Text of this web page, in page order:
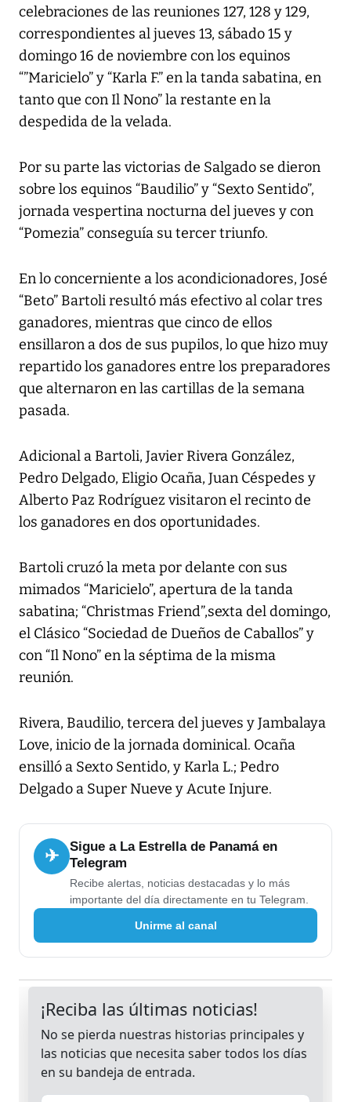
celebraciones de las reuniones 127, 128 y 129,
correspondientes al jueves 13, sábado 15 y
domingo 16 de noviembre con los equinos
“”Maricielo” y “Karla F.” en la tanda sabatina, en
tanto que con Il Nono” la restante en la
despedida de la velada.
Por su parte las victorias de Salgado se dieron
sobre los equinos “Baudilio” y “Sexto Sentido”,
jornada vespertina nocturna del jueves y con
“Pomezia” conseguía su tercer triunfo.
En lo concerniente a los acondicionadores, José
“Beto” Bartoli resultó más efectivo al colar tres
ganadores, mientras que cinco de ellos
ensillaron a dos de sus pupilos, lo que hizo muy
repartido los ganadores entre los preparadores
que alternaron en las cartillas de la semana
pasada.
Adicional a Bartoli, Javier Rivera González,
Pedro Delgado, Eligio Ocaña, Juan Céspedes y
Alberto Paz Rodríguez visitaron el recinto de
los ganadores en dos oportunidades.
Bartoli cruzó la meta por delante con sus
mimados “Maricielo”, apertura de la tanda
sabatina; “Christmas Friend”,sexta del domingo,
el Clásico “Sociedad de Dueños de Caballos” y
con “Il Nono” en la séptima de la misma
reunión.
Rivera, Baudilio, tercera del jueves y Jambalaya
Love, inicio de la jornada dominical. Ocaña
ensilló a Sexto Sentido, y Karla L.; Pedro
Delgado a Super Nueve y Acute Injure.
✈
Sigue a La Estrella de Panamá en
Telegram
Recibe alertas, noticias destacadas y lo más
importante del día directamente en tu Telegram.
Unirme al canal